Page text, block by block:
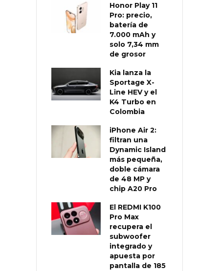
Honor Play 11
Pro: precio,
batería de
7.000 mAh y
solo 7,34 mm
de grosor
Kia lanza la
Sportage X-
Line HEV y el
K4 Turbo en
Colombia
iPhone Air 2:
filtran una
Dynamic Island
más pequeña,
doble cámara
de 48 MP y
chip A20 Pro
El REDMI K100
Pro Max
recupera el
subwoofer
integrado y
apuesta por
pantalla de 185